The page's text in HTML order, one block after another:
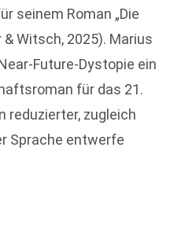
seinem Roman „Die
Witsch, 2025). Marius
Future-Dystopie ein
für das 21.
reduzierter, zugleich
Sprache entwerfe